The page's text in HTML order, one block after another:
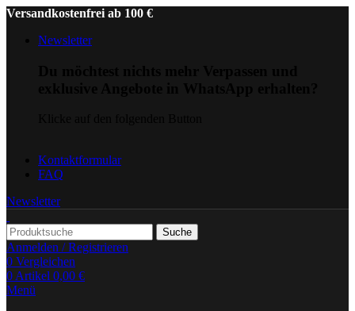
Versandkostenfrei ab 100 €
Newsletter
Kontaktformular
FAQ
Newsletter
Suche
Anmelden / Registrieren
0 Vergleichen
0Artikel 0,00 €
Menü